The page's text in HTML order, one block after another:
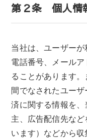
第２条 個人情
当社は、ユーザーが
電話番号、メール
ることがあります
間でなされたユー
済に関する情報を
主、広告配信先な
います）などから収